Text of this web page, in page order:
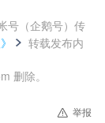
号（企鹅号）传
转载发布内
删除。
举报